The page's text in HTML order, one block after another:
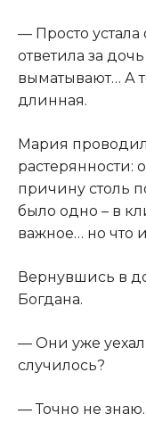
— Просто
ответила за
выматывают… А
длинная.
Мария
растерянности:
причину столь
было одно – в
важное… но что
Вернувшись в
Богдана.
— Они уже
случилось?
— Точно не